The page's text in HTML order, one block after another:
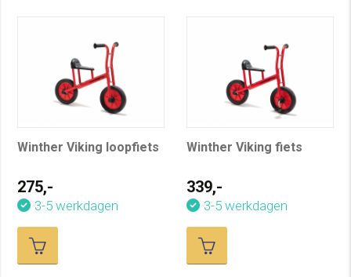
Winther Viking loopfiets
275,-
3-5 werkdagen
Winther Viking fiets
339,-
3-5 werkdagen